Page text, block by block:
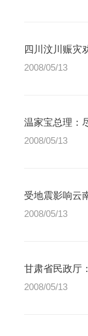
四川汶川赈灾
2008/05/13
温家宝总理：
2008/05/13
受地震影响云
2008/05/13
甘肃省民政厅
2008/05/13